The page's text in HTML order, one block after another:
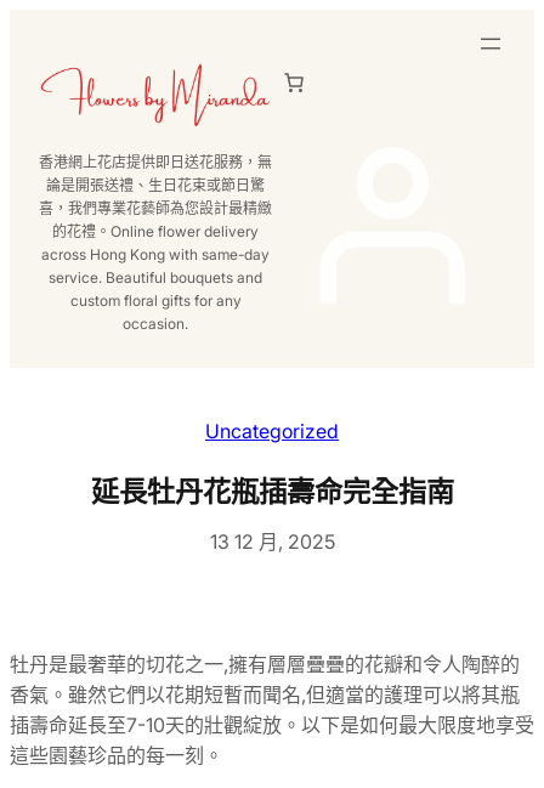
香港網上花店提供即日送花服務，無
論是開張送禮、生日花束或節日驚
喜，我們專業花藝師為您設計最精緻
的花禮。Online flower delivery
across Hong Kong with same-day
service. Beautiful bouquets and
custom floral gifts for any
occasion.
Uncategorized
延長牡丹花瓶插壽命完全指南
13 12 月, 2025
牡丹是最奢華的切花之一,擁有層層疊疊的花瓣和令人陶醉的
香氣。雖然它們以花期短暫而聞名,但適當的護理可以將其瓶
插壽命延長至7-10天的壯觀綻放。以下是如何最大限度地享受
這些園藝珍品的每一刻。